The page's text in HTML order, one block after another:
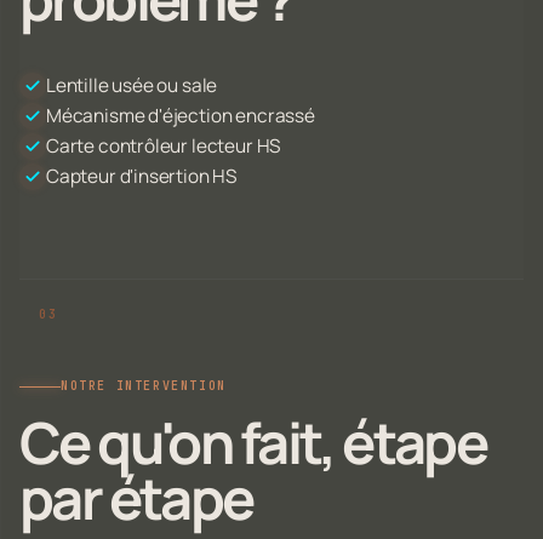
Lentille usée ou sale
Mécanisme d'éjection encrassé
Carte contrôleur lecteur HS
Capteur d'insertion HS
NOTRE INTERVENTION
Ce qu'on fait, étape
par étape